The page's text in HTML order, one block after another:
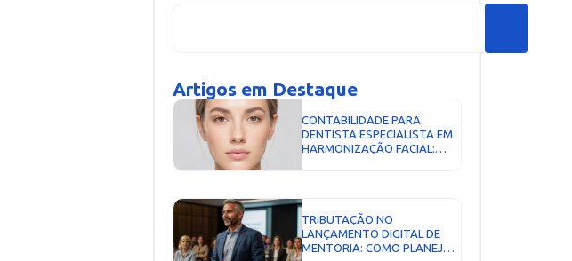
Artigos em Destaque
CONTABILIDADE PARA
DENTISTA ESPECIALISTA EM
HARMONIZAÇÃO FACIAL:
TRIBUTAÇÃO NO
LANÇAMENTO DIGITAL DE
MENTORIA: COMO PLANEJAR